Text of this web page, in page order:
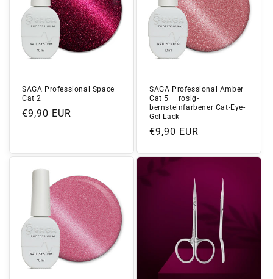
SAGA Professional Space
Cat 2
Normaler
€9,90 EUR
SAGA Professional Amber
Cat 5 – rosig-
bernsteinfarbener Cat-Eye-
Gel-Lack
Normaler
€9,90 EUR